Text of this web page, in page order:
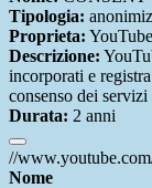
Tipologia:
Proprieta: YouTube
Descrizione:
incorporati e
consenso dei
Durata: 2 anni
//
Nome